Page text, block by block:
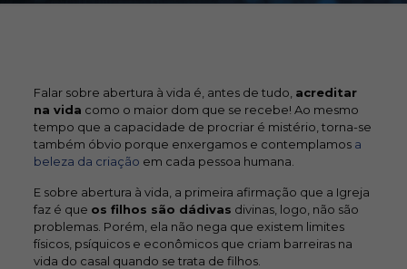
Falar sobre abertura à vida é, antes de tudo, acreditar
na vida como o maior dom que se recebe! Ao mesmo
tempo que a capacidade de procriar é mistério, torna-se
também óbvio porque enxergamos e contemplamos a
beleza da criação em cada pessoa humana.
E sobre abertura à vida, a primeira afirmação que a Igreja
faz é que os filhos são dádivas divinas, logo, não são
problemas. Porém, ela não nega que existem limites
físicos, psíquicos e econômicos que criam barreiras na
vida do casal quando se trata de filhos.